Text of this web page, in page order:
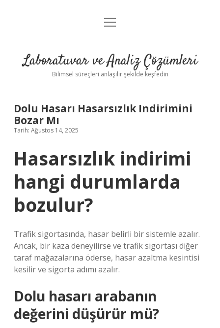
Anasayfa
Yasal Uyarı
menüyü
Laboratuvar ve Analiz Çözümleri
Bilimsel süreçleri anlaşılır şekilde keşfedin
Dolu Hasarı Hasarsızlık Indirimini
Bozar Mı
Tarih: Ağustos 14, 2025
Hasarsızlık indirimi
hangi durumlarda
bozulur?
Trafik sigortasında, hasar belirli bir sistemle azalır.
Ancak, bir kaza deneyilirse ve trafik sigortası diğer
taraf mağazalarına öderse, hasar azaltma kesintisi
kesilir ve sigorta adımı azalır.
Dolu hasarı arabanın
değerini düşürür mü?